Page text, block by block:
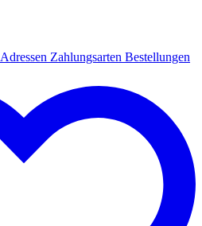
Adressen Zahlungsarten Bestellungen